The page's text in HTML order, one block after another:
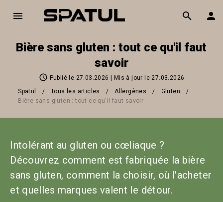
Bière sans gluten : tout ce qu'il faut
savoir
Publié le 27.03.2026
| Mis à jour le 27.03.2026
Spatul
/ Tous les articles / Allergènes / Gluten
/
Bière sans gluten : tout ce qu'il faut savoir
Intolérant au gluten ou cœliaque ?
Découvrez comment est fabriquée la bière
sans gluten, comment la choisir, où l'acheter
et quelles marques valent le détour.